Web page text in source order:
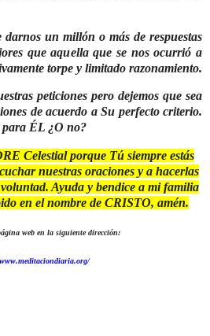
un millón o más de respuestas
que aquella que se nos ocurrió a
torpe y limitado razonamiento.
peticiones pero dejemos que sea
de acuerdo a Su perfecto criterio.
ÉL ¿O no?
Celestial porque Tú siempre estás
nuestras oraciones y a hacerlas
Ayuda y bendice a mi familia
en el nombre de CRISTO, amén.
web en la siguiente dirección: